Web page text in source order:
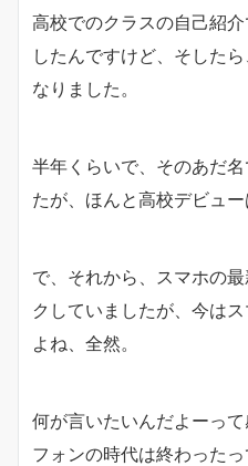
高校でのクラスの自己紹
したんですけど、そした
なりました。
半年くらいで、そのあだ
たが、ほんと高校デビュー
で、それから、スマホの
クしていましたが、今は
よね、全然。
何が言いたいんだよーっ
フォンの時代は終わったっ